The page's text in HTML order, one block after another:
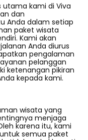
utama kami di Viva
dan
Anda dalam setiap
paket wisata
Kami akan
Anda diurus
pengalaman
pelanggan
ketenangan pikiran
kepada kami.
wisata yang
menjaga
karena itu, kami
semua paket